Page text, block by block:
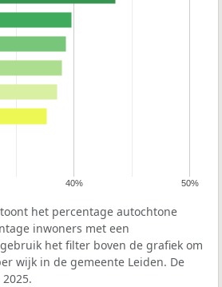
40% 50%
het percentage autochtone
inwoners met een
het filter boven de grafiek om
wijk in de gemeente Leiden. De